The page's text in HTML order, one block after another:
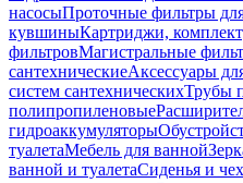
насосыПроточные фильтры
кувшиныКартриджи,
фильтровМагистральные
сантехническиеАксессуары
систем сантехническихТрубы
полипропиленовые
гидроаккумуляторы
туалетаМебель для ванной
ванной и туалетаСиденья и